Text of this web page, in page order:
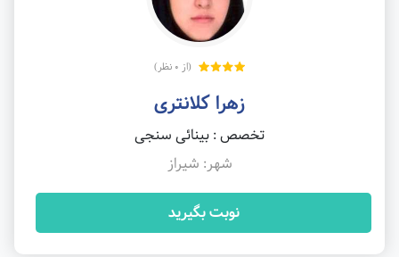
(از 0 نظر)
زهرا کلانتری
تخصص : بینائی سنجی
شهر: شیراز
نوبت بگیرید